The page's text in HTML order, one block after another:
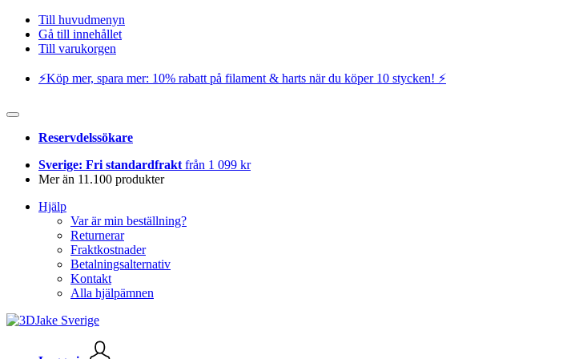
Till huvudmenyn
Gå till innehållet
Till varukorgen
⚡️Köp mer, spara mer: 10% rabatt på filament & harts när du köper 10 stycken! ⚡️
Reservdelssökare
Sverige: Fri standardfrakt från 1 099 kr
Mer än 11.100 produkter
Hjälp
Var är min beställning?
Returnerar
Fraktkostnader
Betalningsalternativ
Kontakt
Alla hjälpämnen